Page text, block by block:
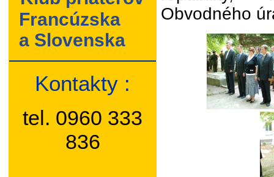
Francúzska
a Slovenska
Kontakty :
tel. 0960 333
836
Obvodného